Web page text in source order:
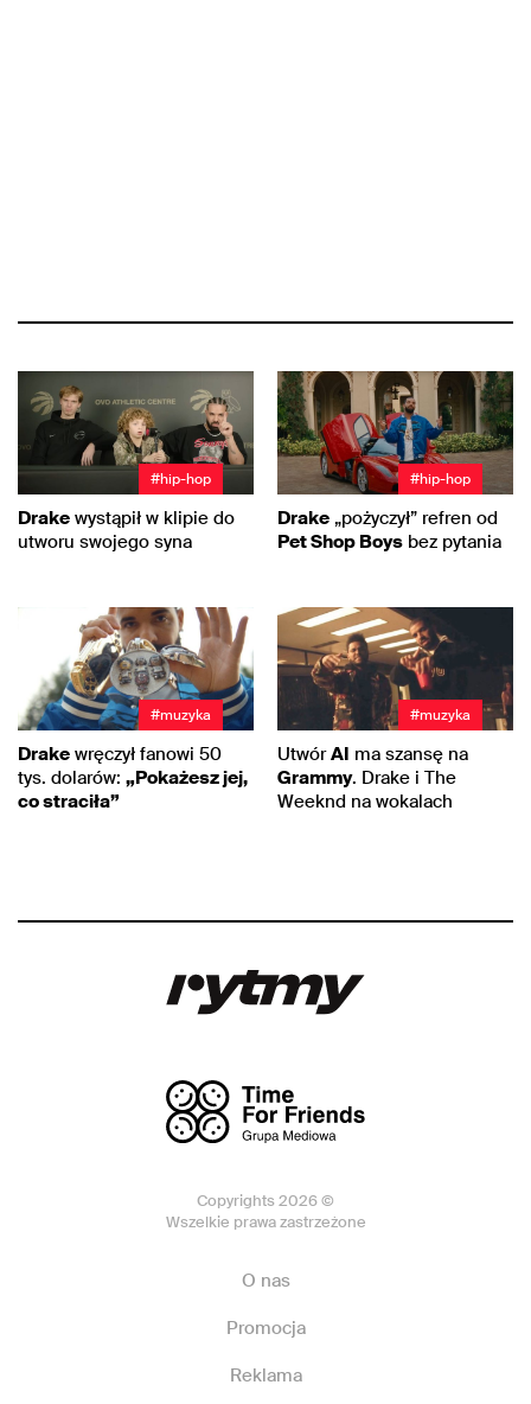
#hip-hop
Drake wystąpił w klipie do
utworu swojego syna
#hip-hop
Drake „pożyczył” refren od
Pet Shop Boys bez pytania
#muzyka
Drake wręczył fanowi 50
tys. dolarów: „Pokażesz jej,
co straciła”
#muzyka
UtwórAI ma szansę na
Grammy. Drake i The
Weeknd na wokalach
Copyrights 2026 ©
Wszelkie prawa zastrzeżone
O nas
Promocja
Reklama